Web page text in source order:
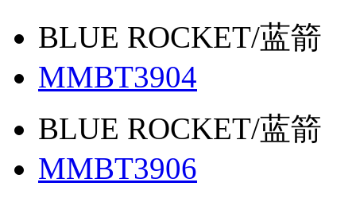
BLUE ROCKET/蓝箭
MMBT3904
BLUE ROCKET/蓝箭
MMBT3906